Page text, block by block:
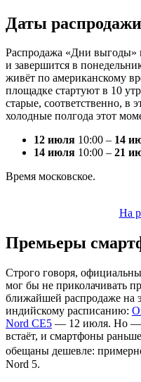
Даты распродажи
Распродажа «Дни выгоды»
и завершится в
живёт по американскому
площадке стартуют в 10
старые, соответственно, в
холодные полгода этот
12 июля 10:00 – 14
14 июля 10:00 – 21
Время московское.
На
Премьеры
Строго говоря,
мог бы не приколачивать
ближайшей распродаже на
индийскому расписанию:
Nord CE5 — 12 июля. Но —
встаёт, и смартфоны
обещаны дешевле:
Nord 5.